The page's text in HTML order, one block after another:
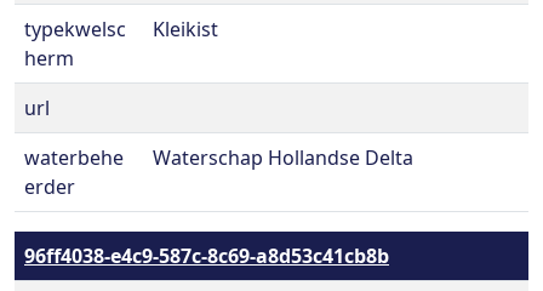
typekwelsc
herm
Kleikist
url
waterbehe
erder
Waterschap Hollandse Delta
96ff4038-e4c9-587c-8c69-a8d53c41cb8b